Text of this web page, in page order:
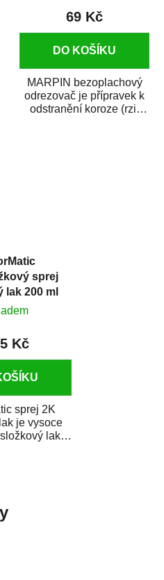
69 Kč
DO KOŠÍKU
MARPIN bezoplachový
odrezovač je přípravek k
odstranění koroze (rzi)
sprej
lak 200 ml
Kč
sprej 2K
je vysoce
lak s